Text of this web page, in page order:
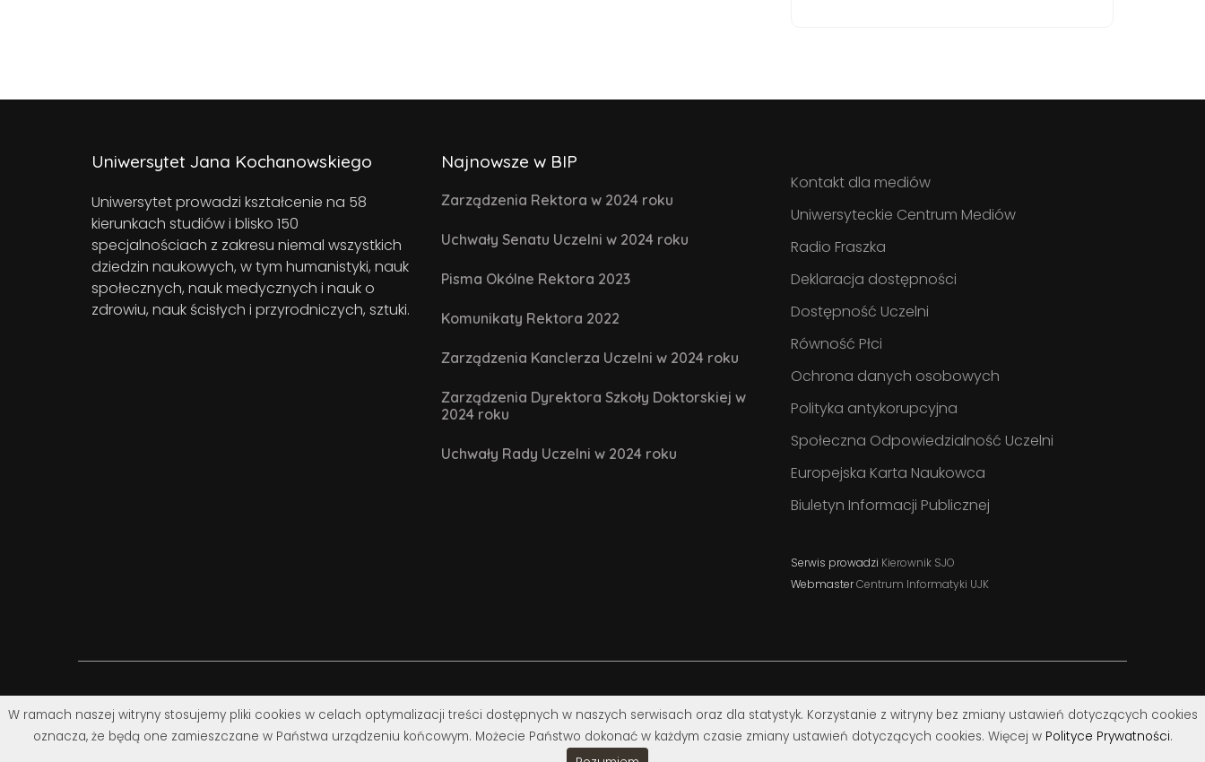
Uniwersytet Jana Kochanowskiego
Uniwersytet prowadzi kształcenie na 58
kierunkach studiów i blisko 150
specjalnościach z zakresu niemal wszystkich
dziedzin naukowych, w tym humanistyki, nauk
społecznych, nauk medycznych i nauk o
zdrowiu, nauk ścisłych i przyrodniczych, sztuki.
Najnowsze w BIP
Zarządzenia Rektora w 2024 roku
Uchwały Senatu Uczelni w 2024 roku
Pisma Okólne Rektora 2023
Komunikaty Rektora 2022
Zarządzenia Kanclerza Uczelni w 2024 roku
Zarządzenia Dyrektora Szkoły Doktorskiej w
2024 roku
Uchwały Rady Uczelni w 2024 roku
Kontakt dla mediów
Uniwersyteckie Centrum Mediów
Radio Fraszka
Deklaracja dostępności
Dostępność Uczelni
Równość Płci
Ochrona danych osobowych
Polityka antykorupcyjna
Społeczna Odpowiedzialność Uczelni
Europejska Karta Naukowca
Biuletyn Informacji Publicznej
Serwis prowadzi Kierownik SJO
WebmasterCentrum Informatyki UJK
© Uniwersytet Jana Kochanowskiego w Kielcach
W ramach naszej witryny stosujemy pliki cookies w celach optymalizacji treści dostępnych w naszych serwisach oraz dla statystyk. Korzystanie z witryny bez zmiany ustawień dotyczących cookies
oznacza, że będą one zamieszczane w Państwa urządzeniu końcowym. Możecie Państwo dokonać w każdym czasie zmiany ustawień dotyczących cookies. Więcej w Polityce Prywatności.